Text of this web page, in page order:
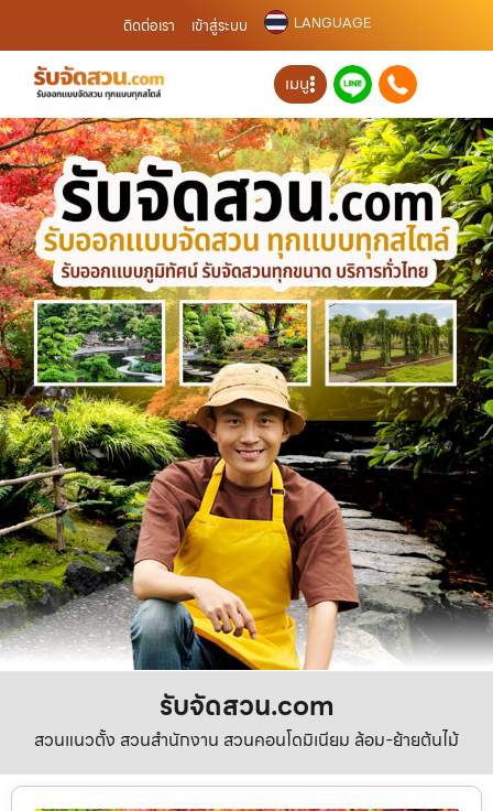
ติดต่อเรา เข้าสู่ระบบ LANGUAGE
เมนู
รับจัดสวน.com
สวนแนวตั้ง สวนสำนักงาน สวนคอนโดมิเนียม ล้อม-ย้ายต้นไม้